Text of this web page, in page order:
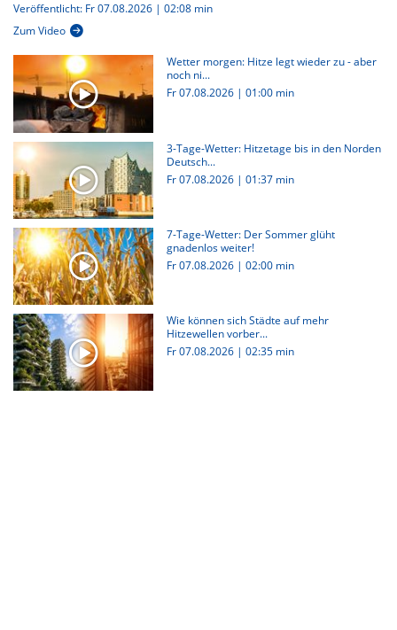
Veröffentlicht: Fr 07.08.2026 | 02:08 min
Zum Video
Wetter morgen: Hitze legt wieder zu - aber
noch ni...
Fr 07.08.2026 | 01:00 min
3-Tage-Wetter: Hitzetage bis in den Norden
Deutsch...
Fr 07.08.2026 | 01:37 min
7-Tage-Wetter: Der Sommer glüht
gnadenlos weiter!
Fr 07.08.2026 | 02:00 min
Wie können sich Städte auf mehr
Hitzewellen vorber...
Fr 07.08.2026 | 02:35 min